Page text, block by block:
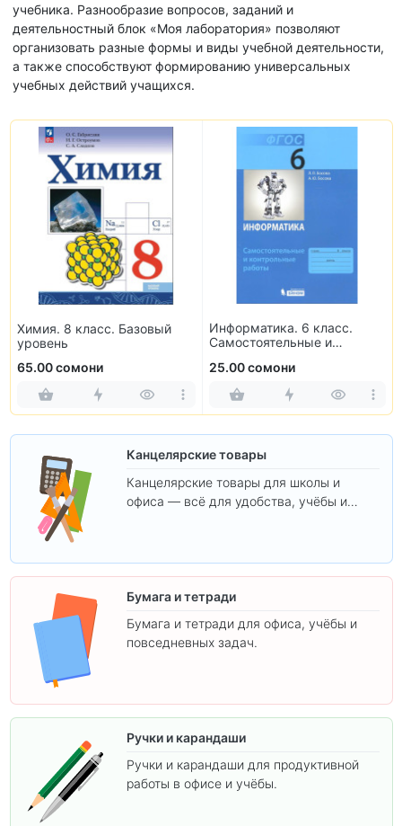
учебника. Разнообразие вопросов, заданий и
деятельностный блок «Моя лаборатория» позволяют
организовать разные формы и виды учебной деятельности,
а также способствуют формированию универсальных
учебных действий учащихся.
Химия. 8 класс. Базовый
уровень
65.00 сомони
Информатика. 6 класс.
Самостоятельные и
25.00 сомони
Канцелярские товары
Канцелярские товары для школы и
офиса — всё для удобства, учёбы и
Бумага и тетради
Бумага и тетради для офиса, учёбы и
повседневных задач.
Ручки и карандаши
Ручки и карандаши для продуктивной
работы в офисе и учёбы.